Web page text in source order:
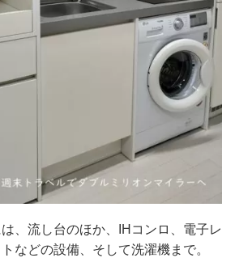
、流し台のほか、IHコンロ、電子レ
などの設備、そして洗濯機まで。